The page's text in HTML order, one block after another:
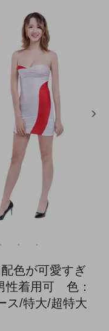
色が可愛すぎ
性着用可 色：
ス/特大/超特大